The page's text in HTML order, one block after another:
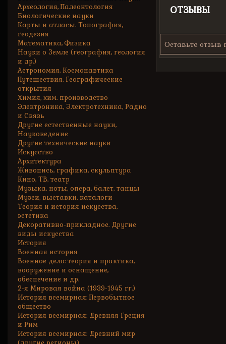
Археология, Палеонтология
Биологические науки
Карты и атласы. Топография,
геодезия
Математика, Физика
Науки о Земле (география, геология
и др.)
Астрономия, Космонавтика
Путешествия. Географические
открытия
Химия, хим. производство
Электроника, Электротехника, Радио
и Связь
Другие естественные науки,
Науковедение
Другие технические науки
Искусство
Архитектура
Живопись, графика, скульптура
Кино, ТВ, театр
Музыка, ноты, опера, балет, танцы
Музеи, выставки, каталоги
Теория и история искусства,
эстетика
Декоративно-прикладное. Другие
виды искусства
История
Военная история
Военное дело: теория и практика,
вооружение и оснащение,
обеспечение и др.
2-я Мировая война (1939-1945 гг.)
История всемирная: Первобытное
общество
История всемирная: Древняя Греция
и Рим
История всемирная: Древний мир
ОТЗЫВЫ
Оставьте отзыв